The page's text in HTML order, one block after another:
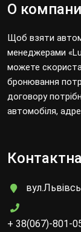
О
Щоб взяти
менеджерами
можете
бронювання
договору
автомобіля,
+ 38(067)-801-